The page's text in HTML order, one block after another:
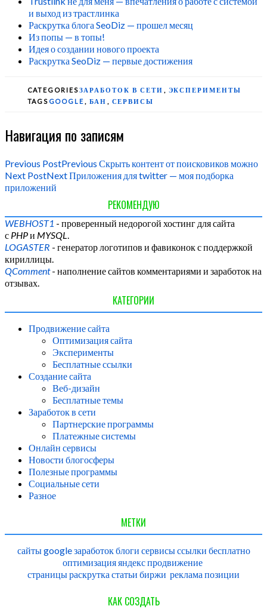
и выход из трастлинка
Раскрутка блога SeoDiz — прошел месяц
Из попы — в топы!
Идея о создании нового проекта
Раскрутка SeoDiz — первые достижения
CATEGORIESЗАРАБОТОК В СЕТИ , ЭКСПЕРИМЕНТЫ
TAGS GOOGLE , БАН , СЕРВИСЫ
Навигация по записям
Previous PostPrevious Скрыть контент от поисковиков можно
Next PostNextПриложения для twitter — моя подборка
приложений
РЕКОМЕНДУЮ
WEBHOST1 - проверенный недорогой хостинг для сайта
с PHPи MYSQL
LOGASTER - генератор логотипов и фавиконок с поддержкой
кириллицы.
QComment- наполнение сайтов комментариями и заработок на
отзывах.
КАТЕГОРИИ
Продвижение сайта
Оптимизация сайта
Эксперименты
Бесплатные ссылки
Создание сайта
Веб-дизайн
Бесплатные темы
Заработок в сети
Партнерские программы
Платежные системы
Онлайн сервисы
Новости блогосферы
Полезные программы
Социальные сети
Разное
МЕТКИ
сайтыgoogleзаработокблоги сервисыссылки бесплатно
оптимизацияяндекспродвижение
страницыраскрутка статьи биржи реклама позиции
КАК СОЗДАТЬ